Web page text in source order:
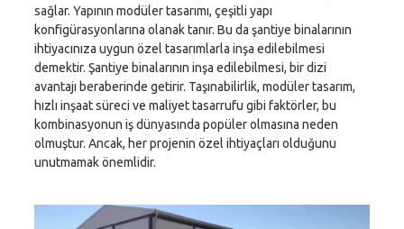
sağlar. Yapının modüler tasarımı, çeşitli yapı
konfigürasyonlarına olanak tanır. Bu da şantiye binalarının
ihtiyacınıza uygun özel tasarımlarla inşa edilebilmesi
demektir. Şantiye binalarının inşa edilebilmesi, bir dizi
avantajı beraberinde getirir. Taşınabilirlik, modüler tasarım,
hızlı inşaat süreci ve maliyet tasarrufu gibi faktörler, bu
kombinasyonun iş dünyasında popüler olmasına neden
olmuştur. Ancak, her projenin özel ihtiyaçları olduğunu
unutmamak önemlidir.